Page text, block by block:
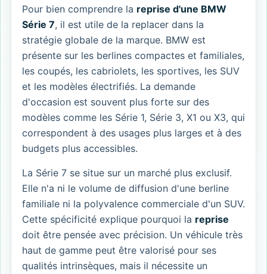
Pour bien comprendre la reprise d'une BMW
Série 7, il est utile de la replacer dans la
stratégie globale de la marque. BMW est
présente sur les berlines compactes et familiales,
les coupés, les cabriolets, les sportives, les SUV
et les modèles électrifiés. La demande
d'occasion est souvent plus forte sur des
modèles comme les Série 1, Série 3, X1 ou X3, qui
correspondent à des usages plus larges et à des
budgets plus accessibles.
La Série 7 se situe sur un marché plus exclusif.
Elle n'a ni le volume de diffusion d'une berline
familiale ni la polyvalence commerciale d'un SUV.
Cette spécificité explique pourquoi la reprise
doit être pensée avec précision. Un véhicule très
haut de gamme peut être valorisé pour ses
qualités intrinsèques, mais il nécessite un